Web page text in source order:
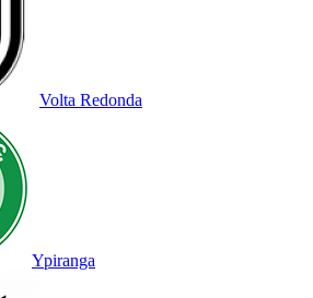
Volta Redonda
Ypiranga